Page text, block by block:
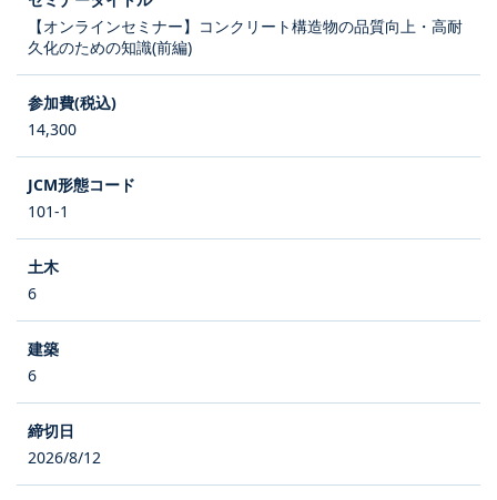
【オンラインセミナー】コンクリート構造物の品質向上・高耐
久化のための知識(前編)
14,300
101-1
6
6
2026/8/12